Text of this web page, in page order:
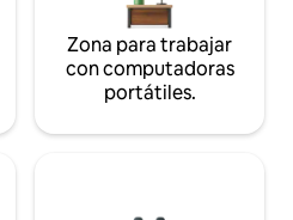
Zona para trabajar
con computadoras
portátiles.